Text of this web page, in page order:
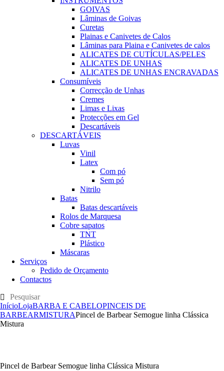
GOIVAS
Lâminas de Goivas
Curetas
Plainas e Canivetes de Calos
Lâminas para Plaina e Canivetes de calos
ALICATES DE CUTÍCULAS/PELES
ALICATES DE UNHAS
ALICATES DE UNHAS ENCRAVADAS
Consumíveis
Correcção de Unhas
Cremes
Limas e Lixas
Protecções em Gel
Descartáveis
DESCARTÁVEIS
Luvas
Vinil
Latex
Com pó
Sem pó
Nitrilo
Batas
Batas descartáveis
Rolos de Marquesa
Cobre sapatos
TNT
Plástico
Máscaras
Serviços
Pedido de Orçamento
Contactos
InícioLojaBARBA E CABELOPINCEIS DE
BARBEARMISTURAPincel de Barbear Semogue linha Clássica
Mistura
Pincel de Barbear Semogue linha Clássica Mistura